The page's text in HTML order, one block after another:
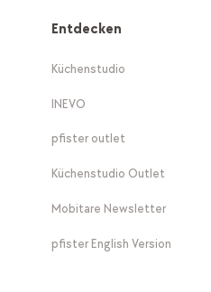
Entdecken
Küchenstudio
INEVO
pfister outlet
Küchenstudio Outlet
Mobitare Newsletter
pfister English Version